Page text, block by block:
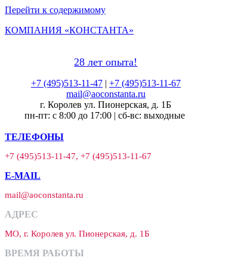
Перейти к содержимому
КОМПАНИЯ «КОНСТАНТА»
28 лет опыта!
+7 (495)513-11-47| +7 (495)513-11-67
mail@aoconstanta.ru
г. Королев ул. Пионерская, д. 1Б
пн-пт: с 8:00 до 17:00 | сб-вс: выходные
ТЕЛЕФОНЫ
+7 (495)513-11-47, +7 (495)513-11-67
E-MAIL
mail@aoconstanta.ru
АДРЕС
МО, г. Королев ул. Пионерская, д. 1Б
ВРЕМЯ РАБОТЫ